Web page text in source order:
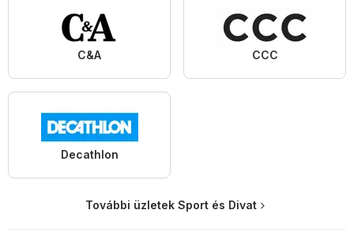
C&A CCC
Decathlon
További üzletek Sport és Divat